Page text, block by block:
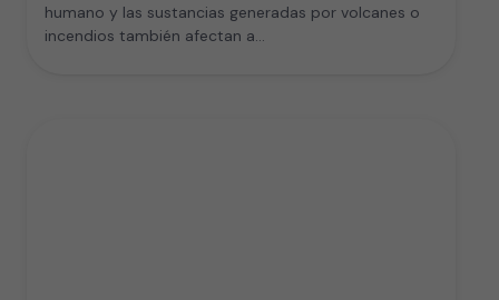
humano y las sustancias generadas por volcanes o
incendios también afectan a…